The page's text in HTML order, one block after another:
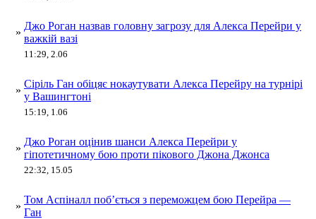
»
Джо Роган назвав головну загрозу для Алекса Перейри у
важкій вазі
11:29, 2.06
»
Сіріль Ган обіцяє нокаутувати Алекса Перейру на турнірі
у Вашингтоні
15:19, 1.06
»
Джо Роган оцінив шанси Алекса Перейри у
гіпотетичному бою проти пікового Джона Джонса
22:32, 15.05
»
Том Аспіналл поб’ється з переможцем бою Перейра —
Ган